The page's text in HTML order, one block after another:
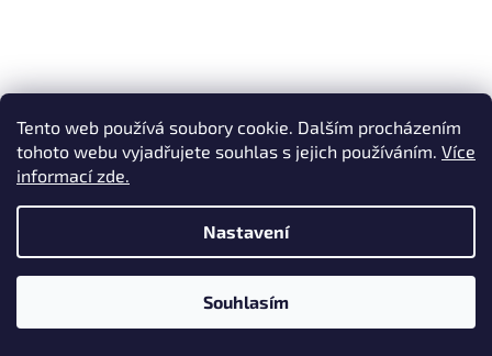
Tento web používá soubory cookie. Dalším procházením
tohoto webu vyjadřujete souhlas s jejich používáním. Více
informací zde.
Nastavení
Souhlasím
VOLA HM Race Liquid Yellow Moly 100 ml
Skladem(3 ks)